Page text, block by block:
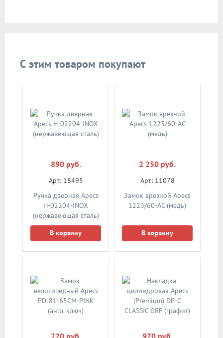
С этим товаром покупают
890 руб.
Арт: 18495
Ручка дверная Apecs
H-02204-INOX
(нержавеющая сталь)
В корзину
2 250 руб.
Арт: 11078
Замок врезной Apecs
1223/60-AC (медь)
В корзину
220 руб. 970 руб.